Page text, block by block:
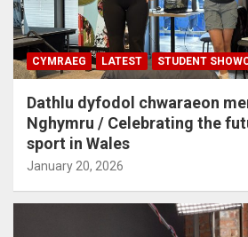
CYMRAEG LATEST STUDENT
Dathlu dyfodol chwaraeon
Nghymru / Celebrating the
sport in Wales
January 20, 2026